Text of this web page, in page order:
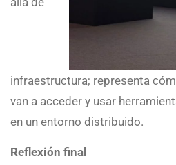
infraestructura; representa
van a acceder y usar
en un entorno distribuido.
Reflexión final